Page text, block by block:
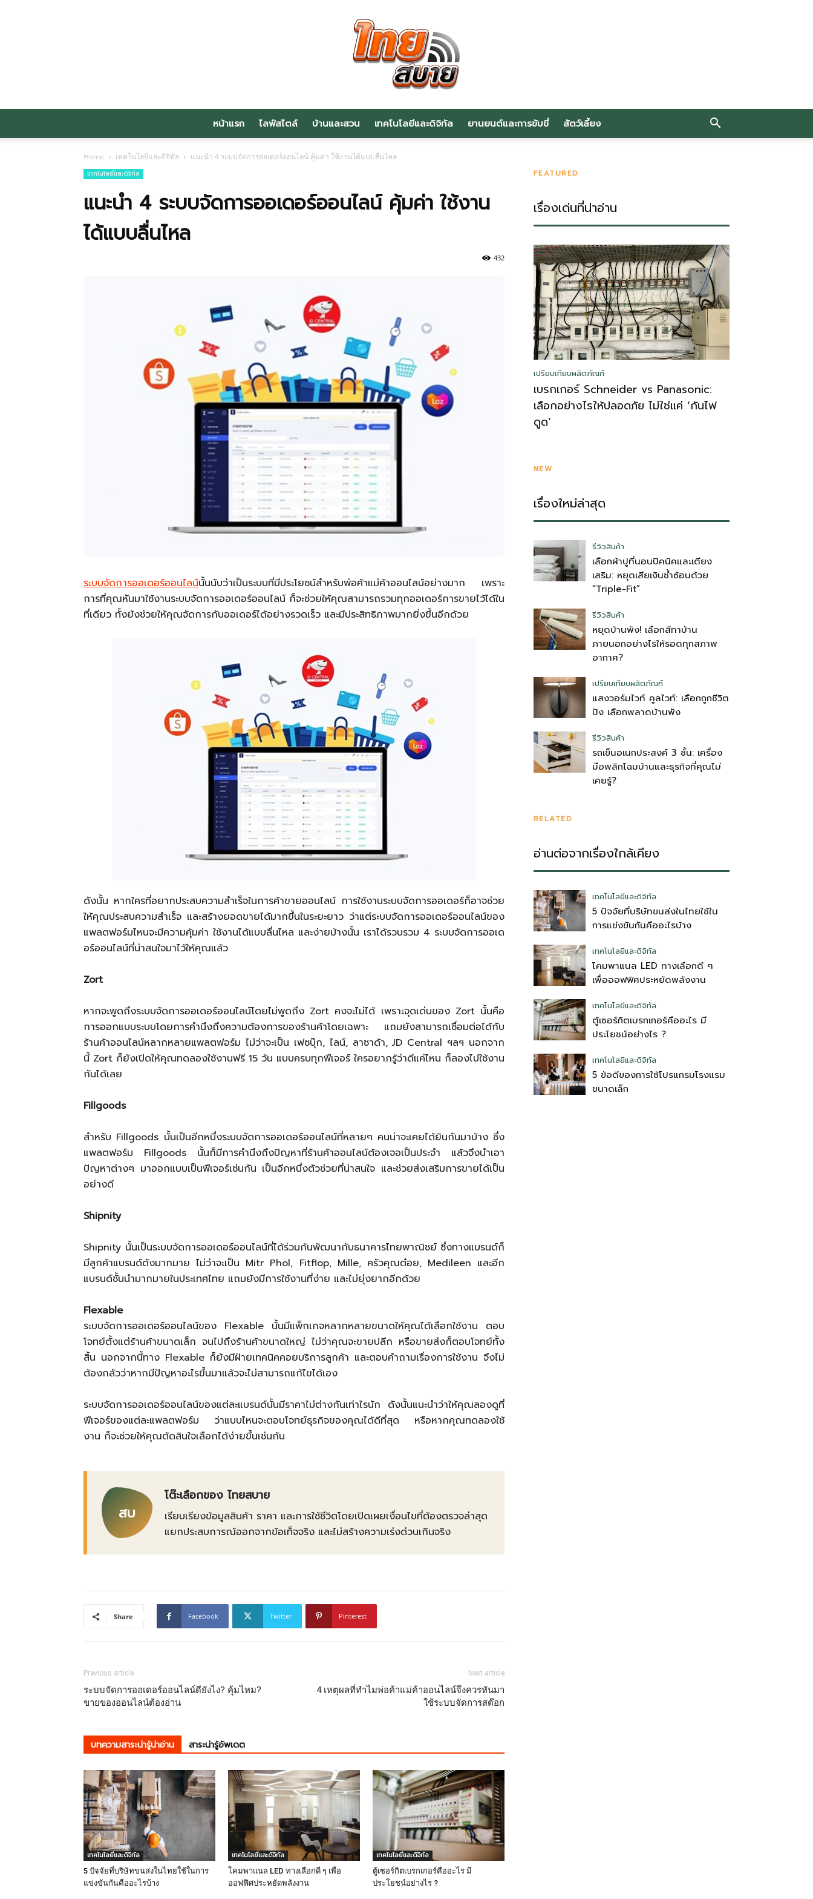
ไทย
สบาย(ดอท)คอม
หน้าแรก ไลฟ์สไตล์ บ้านและสวน เทคโนโลยีและดิจิทัล ยานยนต์และการขับขี่ สัตว์เลี้ยง
Home เทคโนโลยีและดิจิทัล แนะนำ 4 ระบบจัดการออเดอร์ออนไลน์ คุ้มค่า ใช้งานได้แบบลื่นไหล
เทคโนโลยีและดิจิทัล
แนะนำ 4 ระบบจัดการออเดอร์ออนไลน์ คุ้มค่า ใช้งาน
ได้แบบลื่นไหล
432
ระบบจัดการออเดอร์ออนไลน์นั้นนับว่าเป็นระบบที่มีประโยชน์สำหรับพ่อค้าแม่ค้าออนไลน์อย่างมาก เพราะ
การที่คุณหันมาใช้งานระบบจัดการออเดอร์ออนไลน์ ก็จะช่วยให้คุณสามารถรวมทุกออเดอร์การขายไว้ได้ใน
ที่เดียว ทั้งยังช่วยให้คุณจัดการกับออเดอร์ได้อย่างรวดเร็ว และมีประสิทธิภาพมากยิ่งขึ้นอีกด้วย
ดังนั้น หากใครที่อยากประสบความสำเร็จในการค้าขายออนไลน์ การใช้งานระบบจัดการออเดอร์ก็อาจช่วย
ให้คุณประสบความสำเร็จ และสร้างยอดขายได้มากขึ้นในระยะยาว ว่าแต่ระบบจัดการออเดอร์ออนไลน์ของ
แพลตฟอร์มไหนจะมีความคุ้มค่า ใช้งานได้แบบลื่นไหล และง่ายบ้างนั้น เราได้รวบรวม 4 ระบบจัดการออเด
อร์ออนไลน์ที่น่าสนใจมาไว้ให้คุณแล้ว
Zort
หากจะพูดถึงระบบจัดการออเดอร์ออนไลน์โดยไม่พูดถึง Zort คงจะไม่ได้ เพราะจุดเด่นของ Zort นั้นคือ
การออกแบบระบบโดยการคำนึงถึงความต้องการของร้านค้าโดยเฉพาะ แถมยังสามารถเชื่อมต่อได้กับ
ร้านค้าออนไลน์หลากหลายแพลตฟอร์ม ไม่ว่าจะเป็น เฟซบุ๊ก, ไลน์, ลาซาด้า, JD Central ฯลฯ นอกจาก
นี้ Zort ก็ยังเปิดให้คุณทดลองใช้งานฟรี 15 วัน แบบครบทุกฟีเจอร์ ใครอยากรู้ว่าดีแค่ไหน ก็ลองไปใช้งาน
กันได้เลย
Fillgoods
สำหรับ Fillgoods นั้นเป็นอีกหนึ่งระบบจัดการออเดอร์ออนไลน์ที่หลายๆ คนน่าจะเคยได้ยินกันมาบ้าง ซึ่ง
แพลตฟอร์ม Fillgoods นั้นก็มีการคำนึงถึงปัญหาที่ร้านค้าออนไลน์ต้องเจอเป็นประจำ แล้วจึงนำเอา
ปัญหาต่างๆ มาออกแบบเป็นฟีเจอร์เช่นกัน เป็นอีกหนึ่งตัวช่วยที่น่าสนใจ และช่วยส่งเสริมการขายได้เป็น
อย่างดี
Shipnity
Shipnity นั้นเป็นระบบจัดการออเดอร์ออนไลน์ที่ได้ร่วมกันพัฒนากับธนาคารไทยพาณิชย์ ซึ่งทางแบรนด์ก็
มีลูกค้าแบรนด์ดังมากมาย ไม่ว่าจะเป็น Mitr Phol, Fitflop, Mille, ครัวคุณต๋อย, Medileen และอีก
แบรนด์ชั้นนำมากมายในประเทศไทย แถมยังมีการใช้งานที่ง่าย และไม่ยุ่งยากอีกด้วย
Flexable
ระบบจัดการออเดอร์ออนไลน์ของ Flexable นั้นมีแพ็กเกจหลากหลายขนาดให้คุณได้เลือกใช้งาน ตอบ
โจทย์ตั้งแต่ร้านค้าขนาดเล็ก จนไปถึงร้านค้าขนาดใหญ่ ไม่ว่าคุณจะขายปลีก หรือขายส่งก็ตอบโจทย์ทั้ง
สิ้น นอกจากนี้ทาง Flexable ก็ยังมีฝ่ายเทคนิคคอยบริการลูกค้า และตอบคำถามเรื่องการใช้งาน จึงไม่
ต้องกลัวว่าหากมีปัญหาอะไรขึ้นมาแล้วจะไม่สามารถแก้ไขได้เอง
ระบบจัดการออเดอร์ออนไลน์ของแต่ละแบรนด์นั้นมีราคาไม่ต่างกันเท่าไรนัก ดังนั้นแนะนำว่าให้คุณลองดูที่
ฟีเจอร์ของแต่ละแพลตฟอร์ม ว่าแบบไหนจะตอบโจทย์ธุรกิจของคุณได้ดีที่สุด หรือหากคุณทดลองใช้
งาน ก็จะช่วยให้คุณตัดสินใจเลือกได้ง่ายขึ้นเช่นกัน
สบ
โต๊ะเลือกของ ไทยสบาย
เรียบเรียงข้อมูลสินค้า ราคา และการใช้ชีวิตโดยเปิดเผยเงื่อนไขที่ต้องตรวจล่าสุด
แยกประสบการณ์ออกจากข้อเท็จจริง และไม่สร้างความเร่งด่วนเกินจริง
Share Facebook Twitter Pinterest
Previous article
ระบบจัดการออเดอร์ออนไลน์ดียังไง? คุ้มไหม?
ขายของออนไลน์ต้องอ่าน
Next article
4 เหตุผลที่ทำไมพ่อค้าแม่ค้าออนไลน์จึงควรหันมา
ใช้ระบบจัดการสต๊อก
บทความสาระน่ารู้น่าอ่าน สาระน่ารู้อัพเดต
เทคโนโลยีและดิจิทัล
5 ปัจจัยที่บริษัทขนส่งในไทยใช้ในการ
แข่งขันกันคืออะไรบ้าง
เทคโนโลยีและดิจิทัล
โคมพาแนล LED ทางเลือกดี ๆ เพื่อ
ออฟฟิศประหยัดพลังงาน
เทคโนโลยีและดิจิทัล
ตู้เซอร์กิตเบรกเกอร์คืออะไร มี
ประโยชน์อย่างไร ?
FEATURED
เรื่องเด่นที่น่าอ่าน
เปรียบเทียบผลิตภัณฑ์
เบรกเกอร์ Schneider vs Panasonic:
เลือกอย่างไรให้ปลอดภัย ไม่ใช่แค่ ‘กันไฟ
ดูด’
NEW
เรื่องใหม่ล่าสุด
รีวิวสินค้า
เลือกผ้าปูที่นอนปิคนิคและเตียง
เสริม: หยุดเสียเงินซ้ำซ้อนด้วย
“Triple-Fit”
รีวิวสินค้า
หยุดบ้านพัง! เลือกสีทาบ้าน
ภายนอกอย่างไรให้รอดทุกสภาพ
อากาศ?
เปรียบเทียบผลิตภัณฑ์
แสงวอร์มไวท์ คูลไวท์: เลือกถูกชีวิต
ปัง เลือกพลาดบ้านพัง
รีวิวสินค้า
รถเข็นอเนกประสงค์ 3 ชั้น: เครื่อง
มือพลิกโฉมบ้านและธุรกิจที่คุณไม่
เคยรู้?
RELATED
อ่านต่อจากเรื่องใกล้เคียง
เทคโนโลยีและดิจิทัล
5 ปัจจัยที่บริษัทขนส่งในไทยใช้ใน
การแข่งขันกันคืออะไรบ้าง
เทคโนโลยีและดิจิทัล
โคมพาแนล LED ทางเลือกดี ๆ
เพื่อออฟฟิศประหยัดพลังงาน
เทคโนโลยีและดิจิทัล
ตู้เซอร์กิตเบรกเกอร์คืออะไร มี
ประโยชน์อย่างไร ?
เทคโนโลยีและดิจิทัล
5 ข้อดีของการใช้โปรแกรมโรงแรม
ขนาดเล็ก